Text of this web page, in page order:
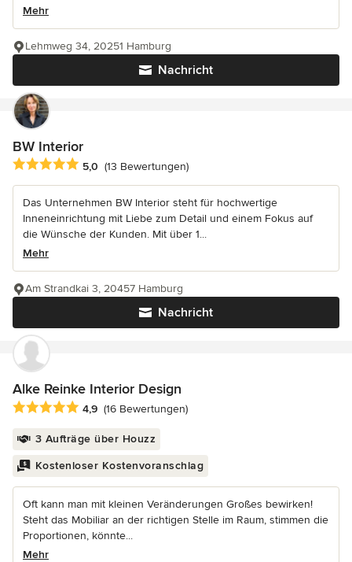
Mehr
Nachricht
Lehmweg 34, 20251 Hamburg
BW Interior
Durchschnittliche Bewertung: 5 von 5 Sternen
5,0 (13 Bewertungen)
Das Unternehmen BW Interior steht für hochwertige
Inneneinrichtung mit Liebe zum Detail und einem Fokus auf
die Wünsche der Kunden. Mit über 1...
Mehr
Nachricht
Am Strandkai 3, 20457 Hamburg
Alke Reinke Interior Design
Durchschnittliche Bewertung: 4.9 von 5 Sternen
4,9 (16 Bewertungen)
3 Aufträge über Houzz
Kostenloser Kostenvoranschlag
Oft kann man mit kleinen Veränderungen Großes bewirken!
Steht das Mobiliar an der richtigen Stelle im Raum, stimmen die
Proportionen, könnte...
Mehr